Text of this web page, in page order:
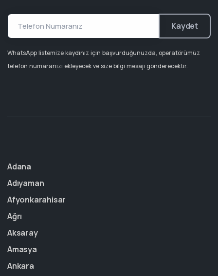
Kaydet
WhatsApp listemize kaydınız için başvurduğunuzda, operatörümüz
telefon numaranızı ekleyecek ve size bilgi mesajı gönderecektir.
Adana
Adıyaman
Afyonkarahisar
Ağrı
Aksaray
Amasya
Ankara